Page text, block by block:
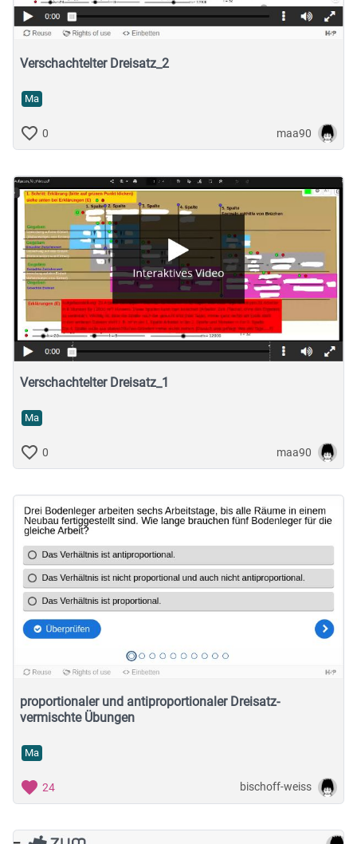
Verschachtelter Dreisatz_2
Ma
0 maa90
Verschachtelter Dreisatz_1
Ma
0 maa90
proportionaler und antiproportionaler Dreisatz-
vermischte Übungen
Ma
24 bischoff-weiss